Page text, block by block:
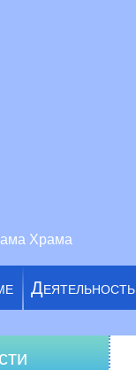
Храма
Деятельность